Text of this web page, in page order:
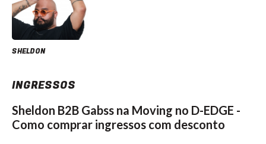
SHELDON
INGRESSOS
Sheldon B2B Gabss na Moving no D-EDGE -
Como comprar ingressos com desconto